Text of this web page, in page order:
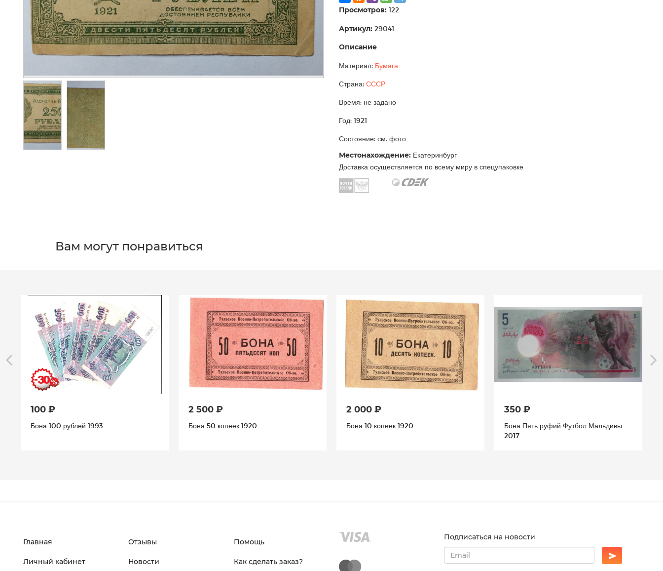
Просмотров: 122
Артикул: 29041
Описание
Материал: Бумага
Страна: СССР
Время: не задано
Год: 1921
Состояние: см. фото
Местонахождение: Екатеринбург
Доставка осуществляется по всему миру в спецупаковке
Вам могут понравиться
100 ₽
Бона 100 рублей 1993
2 500 ₽
Бона 50 копеек 1920
2 000 ₽
Бона 10 копеек 1920
350 ₽
Бона Пять руфий Футбол Мальдивы
2017
Главная
Личный кабинет
Отзывы
Новости
Помощь
Как сделать заказ?
Подписаться на новости